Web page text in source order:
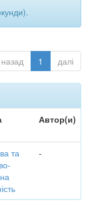
назад 1 далі
Автор(и)
та
-